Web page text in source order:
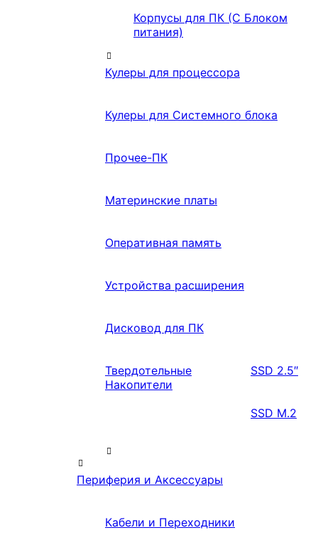
Корпусы для ПК (С Блоком
питания)
Кулеры для процессора
Кулеры для Системного блока
Прочее-ПК
Материнские платы
Оперативная память
Устройства расширения
Дисковод для ПК
Твердотельные
Накопители
SSD 2.5″
SSD M.2
Периферия и Аксессуары
Кабели и Переходники